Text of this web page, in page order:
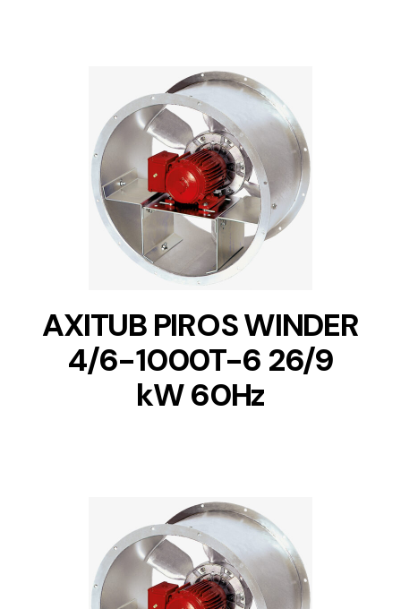
DETAILS
AXITUB PIROS WINDER
4/6-1000T-6 26/9
kW 60Hz